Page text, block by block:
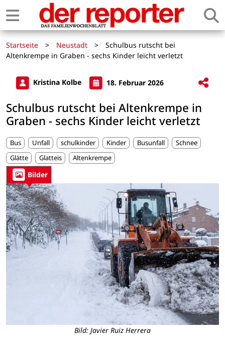
Startseite > Neustadt >
Schulbus rutscht bei
Altenkrempe in Graben - sechs Kinder leicht verletzt
Kristina Kolbe 18. Februar 2026
Schulbus rutscht bei Altenkrempe in
Graben - sechs Kinder leicht verletzt
Bus Unfall schulkinder Kinder Busunfall
Schnee
Glätte
Glatteis Altenkrempe
Bilder
Bild: Javier Ruiz Herrera